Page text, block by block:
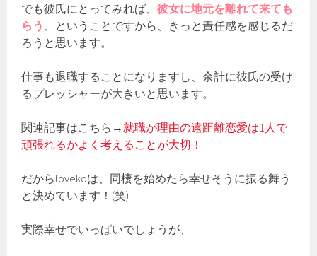
でも彼氏にとってみれば、彼女に地元を離れて来ても
らう
、ということですから、きっと責任感を感じるだ
ろうと思います。
仕事も退職することになりますし、余計に彼氏の受け
るプレッシャーが大きいと思います。
関連記事はこちら→ 就職が理由の遠距離恋愛は1人で
頑張れるかよく考えることが大切！
だからlovekoは、同棲を始めたら幸せそうに振る舞う
と決めています！(笑)
実際幸せでいっぱいでしょうが、